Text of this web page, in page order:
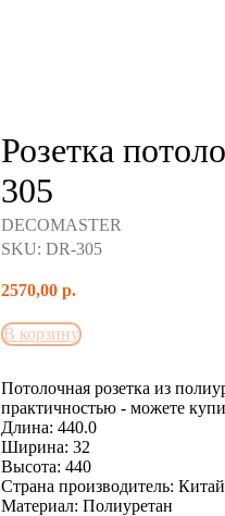
Розетка
305
DECOMASTER
SKU: DR-305
2570,00 р.
В корзину
Потолочная розетка из
практичностью - можете
Длина: 440.0
Ширина: 32
Высота: 440
Страна производитель: Китай
Материал: Полиуретан